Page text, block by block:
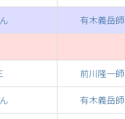
有木義岳師
前川隆一師
有木義岳師